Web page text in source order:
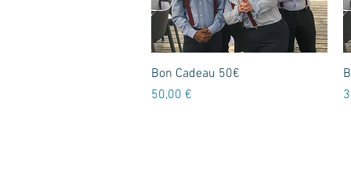
Aperçu rapide
Bon Cadeau 50€
Prix
50,00 €